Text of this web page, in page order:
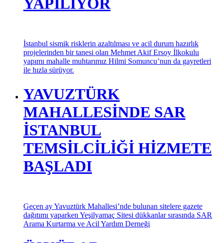
Memleketçi Sanayici ve İş Adamları Derneği (MİSİAD)
Genel Başkanı Feridun Öncel, Üsküdar MİSİAD Şubesi’ni
ziyaret etti.
İLKOKULU HIZLA
YAPILIYOR
İstanbul sismik risklerin azaltılması ve acil durum hazırlık
projelerinden bir tanesi olan Mehmet Akif Ersoy İlkokulu
YAVUZTÜRK